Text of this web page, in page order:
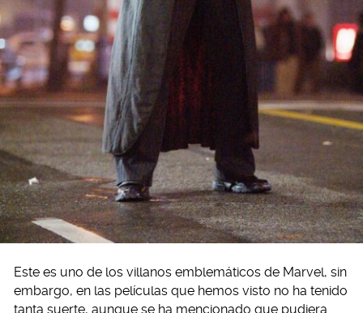
Este es uno de los villanos emblemáticos de Marvel, sin
embargo, en las películas que hemos visto no ha tenido
tanta suerte, aunque se ha mencionado que pudiera